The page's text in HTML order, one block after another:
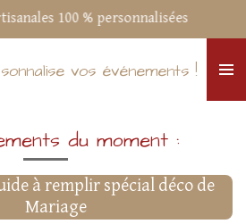
vos événements !
100 % personnalisées
du moment :
à remplir spécial déco de
Mariage